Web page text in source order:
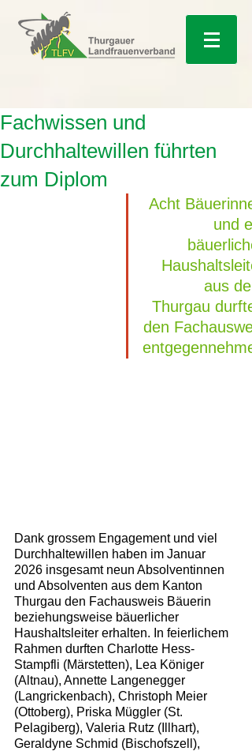
Fachwissen und
Durchhaltewillen führten
zum Diplom
Acht
und
aus
Thurgau
den
Dank grossem Engagement und viel
Durchhaltewillen haben im Januar
2026 insgesamt neun Absolventinnen
und Absolventen aus dem Kanton
Thurgau den Fachausweis Bäuerin
beziehungsweise bäuerlicher
Haushaltsleiter erhalten. In feierlichem
Rahmen durften Charlotte Hess-
Stampfli (Märstetten), Lea Königer
(Altnau), Annette Langenegger
(Langrickenbach), Christoph Meier
(Ottoberg), Priska Müggler (St.
Pelagiberg), Valeria Rutz (Illhart),
Geraldyne Schmid (Bischofszell),